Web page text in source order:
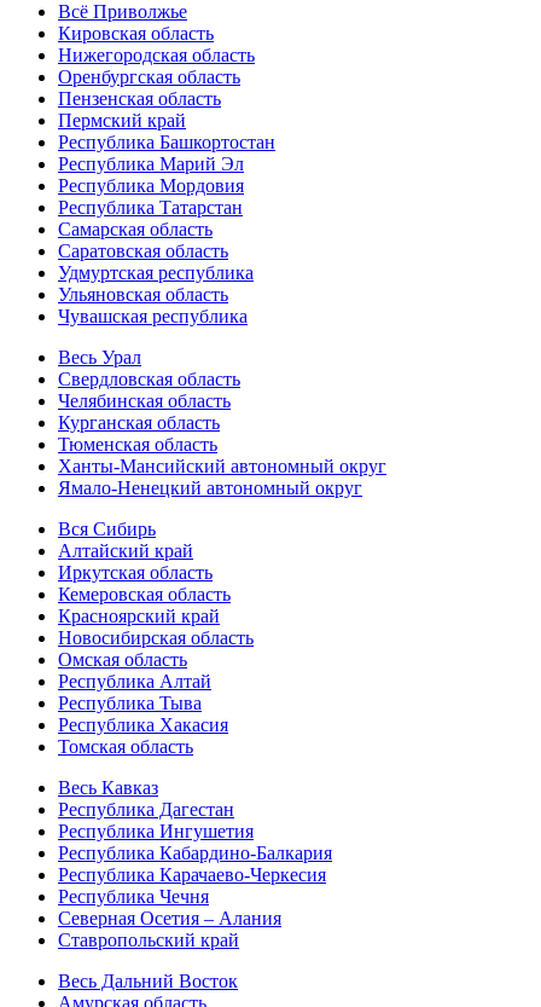
Всё Приволжье
Кировская область
Нижегородская область
Оренбургская область
Пензенская область
Пермский край
Республика Башкортостан
Республика Марий Эл
Республика Мордовия
Республика Татарстан
Самарская область
Саратовская область
Удмуртская республика
Ульяновская область
Чувашская республика
Весь Урал
Свердловская область
Челябинская область
Курганская область
Тюменская область
Ханты-Мансийский автономный округ
Ямало-Ненецкий автономный округ
Вся Сибирь
Алтайский край
Иркутская область
Кемеровская область
Красноярский край
Новосибирская область
Омская область
Республика Алтай
Республика Тыва
Республика Хакасия
Томская область
Весь Кавказ
Республика Дагестан
Республика Ингушетия
Республика Кабардино-Балкария
Республика Карачаево-Черкесия
Республика Чечня
Северная Осетия – Алания
Ставропольский край
Весь Дальний Восток
Амурская область